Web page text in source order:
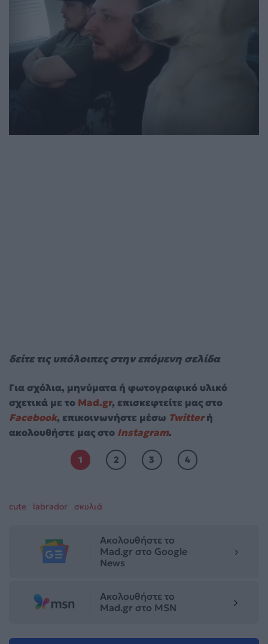
δείτε τις υπόλοιπες στην επόμενη σελίδα
Για σχόλια, μηνύματα ή φωτογραφικό υλικό
σχετικά με το Mad.gr, επισκεφτείτε μας στο
Facebook, επικοινωνήστε μέσω Twitterή
ακολουθήστε μας στο Instagram.
1 2 3 4
cute labrador σκυλιά
Ακολουθήστε το
Mad.gr στο Google
News
Ακολουθήστε το
Mad.gr στο MSN